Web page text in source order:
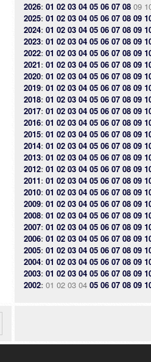
2026: 01 02 03 04 05 06 07 08 09
2025: 01 02 03 04 05 06 07 08 09
2024: 01 02 03 04 05 06 07 08 09
2023: 01 02 03 04 05 06 07 08 09
2022: 01 02 03 04 05 06 07 08 09
2021: 01 02 03 04 05 06 07 08 09
2020: 01 02 03 04 05 06 07 08 09
2019: 01 02 03 04 05 06 07 08 09
2018: 01 02 03 04 05 06 07 08 09
2017: 01 02 03 04 05 06 07 08 09
2016: 01 02 03 04 05 06 07 08 09
2015: 01 02 03 04 05 06 07 08 09
2014: 01 02 03 04 05 06 07 08 09
2013: 01 02 03 04 05 06 07 08 09
2012: 01 02 03 04 05 06 07 08 09
2011: 01 02 03 04 05 06 07 08 09
2010: 01 02 03 04 05 06 07 08 09
2009: 01 02 03 04 05 06 07 08 09
2008: 01 02 03 04 05 06 07 08 09
2007: 01 02 03 04 05 06 07 08 09
2006: 01 02 03 04 05 06 07 08 09
2005: 01 02 03 04 05 06 07 08 09
2004: 01 02 03 04 05 06 07 08 09
2003: 01 02 03 04 05 06 07 08 09
2002: 01 02 03 04 05 06 07 08 09